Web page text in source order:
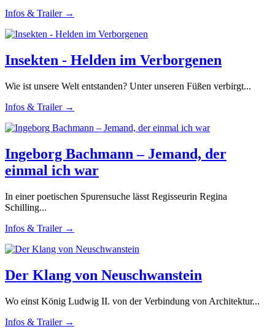
Infos & Trailer →
Insekten - Helden im Verborgenen
Wie ist unsere Welt entstanden? Unter unseren Füßen verbirgt...
Infos & Trailer →
Ingeborg Bachmann – Jemand, der
einmal ich war
In einer poetischen Spurensuche lässt Regisseurin Regina
Schilling...
Infos & Trailer →
Der Klang von Neuschwanstein
Wo einst König Ludwig II. von der Verbindung von Architektur...
Infos & Trailer →